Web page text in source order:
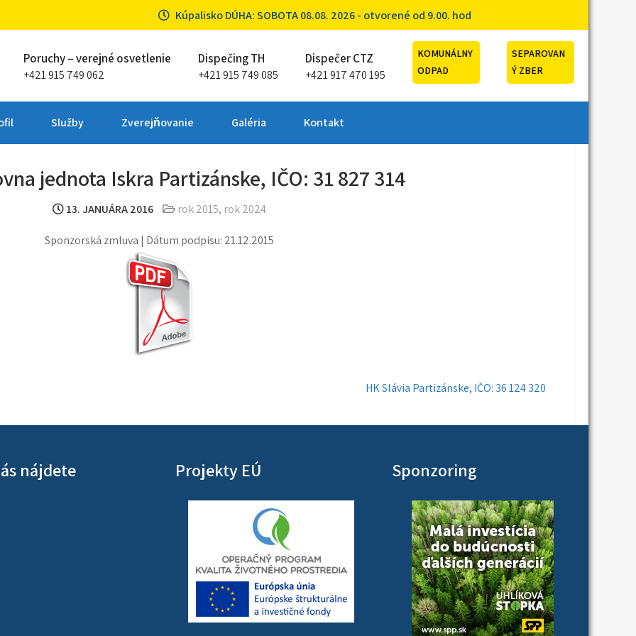
Kúpalisko DÚHA: SOBOTA 08.08. 2026 - otvorené od 9.00. hod
Partizánske
Poruchy – verejné osvetlenie
+421 915 749 062
Dispečing TH
+421 915 749 085
Dispečer CTZ
+421 917 470 195
KOMUNÁLNY
ODPAD
SEPAROVAN
Ý ZBER
Služby Zverejňovanie Galéria Kontakt
jednota Iskra Partizánske, IČO: 31 827 314
13. JANUÁRA 2016 rok 2015, rok 2024
Sponzorská zmluva | Dátum podpisu: 21.12.2015
HK Slávia Partizánske, IČO: 36 124 320
nájdete Projekty EÚ Sponzoring